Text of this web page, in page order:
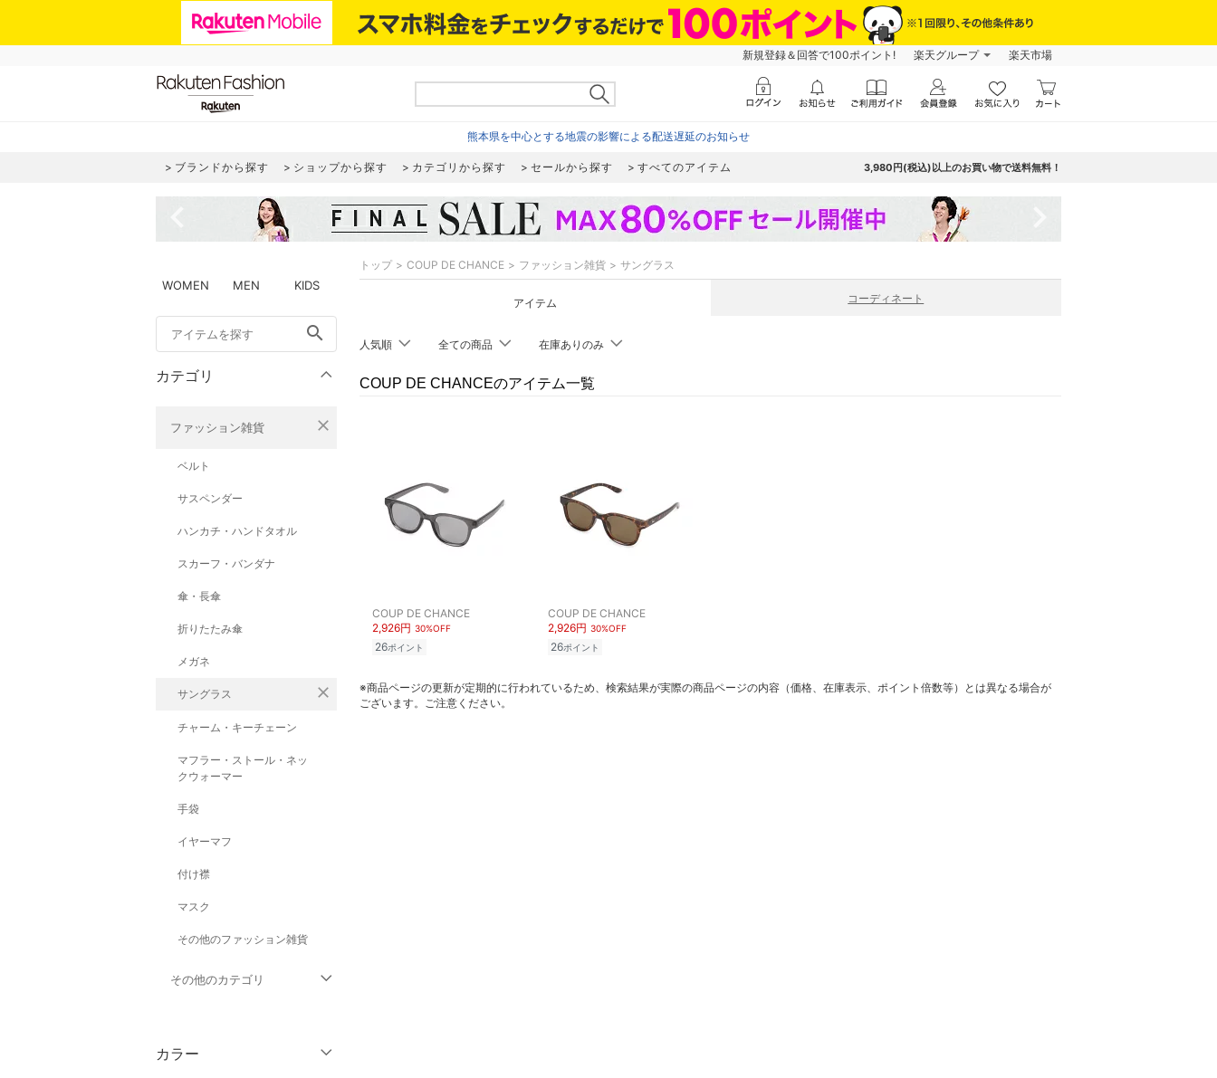
新規登録＆回答で100ポイント! 楽天グループ 楽天市場
熊本県を中心とする地震の影響による配送遅延のお知らせ
ブランドから探す ショップから探す カテゴリから探す セールから探す すべてのアイテム 3,980円(税込)以上のお買い物で送料無料！
WOMEN MEN KIDS
search
カテゴリ
ファッション雑貨 close
ベルト
サスペンダー
ハンカチ・ハンドタオル
スカーフ・バンダナ
傘・長傘
折りたたみ傘
メガネ
サングラス close
チャーム・キーチェーン
マフラー・ストール・ネッ
クウォーマー
手袋
イヤーマフ
付け襟
マスク
その他のファッション雑貨
その他のカテゴリ
カラー
トップ COUP DE CHANCE ファッション雑貨 サングラス
アイテム コーディネート
人気順 全ての商品 在庫ありのみ
COUP DE CHANCEのアイテム一覧
COUP DE CHANCE
2,926円 30%OFF
26ポイント
COUP DE CHANCE
2,926円 30%OFF
26ポイント
※商品ページの更新が定期的に行われているため、検索結果が実際の商品ページの内容（価格、在庫表示、ポイント倍数等）とは異なる場合が
ございます。ご注意ください。